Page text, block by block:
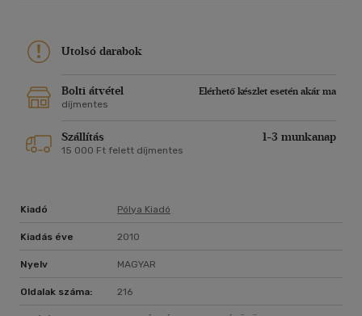
Utolsó darabok
Bolti átvétel
Elérhető készlet esetén akár ma
díjmentes
Szállítás 1-3 munkanap
15 000 Ft felett díjmentes
Kiadó Pólya Kiadó
Kiadás éve 2010
Nyelv MAGYAR
Oldalak száma: 216